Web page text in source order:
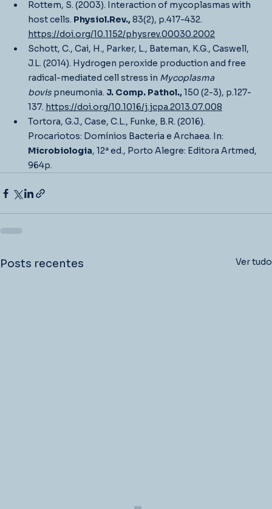
Rottem, S. (2003). Interaction of mycoplasmas with
host cells. Physiol.Rev., 83(2), p.417-432.
https://doi.org/10.1152/physrev.00030.2002
Schott, C., Cai, H., Parker, L., Bateman, K.G., Caswell,
J.L. (2014). Hydrogen peroxide production and free
radical-mediated cell stress in Mycoplasma
bovis pneumonia. J. Comp. Pathol., 150 (2-3), p.127-
137. https://doi.org/10.1016/j.jcpa.2013.07.008
Tortora, G.J., Case, C.L., Funke, B.R. (2016).
Procariotos: Domínios Bacteria e Archaea. In:
Microbiologia, 12ª ed., Porto Alegre: Editora Artmed,
964p.
Posts recentes Ver tudo